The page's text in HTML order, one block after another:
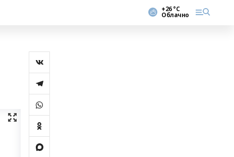
+26 °С
Облачно